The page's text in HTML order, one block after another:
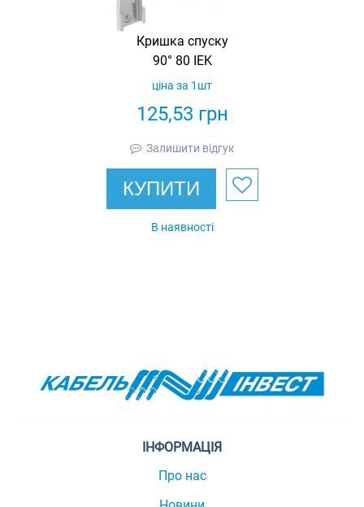
Кришка спуску
90° 80 IEK
125,53 грн
ціна за 1шт
Залишити відгук
КУПИТИ
В наявності
ІНФОРМАЦІЯ
Про нас